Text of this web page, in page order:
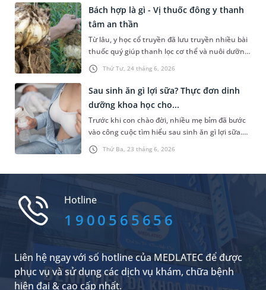
viết sau đây.
Thứ Tư, 24 tháng 6, 2026
Bách hợp là gì - Vị thuốc đông y thanh
tâm an thần
Từ lâu, y học cổ truyền đã lưu truyền nhiều bài
thuốc quý giúp thanh lọc cơ thể và nuôi dưỡng
tinh thần. Trong số, bách hợp được biết đến là
một vị thuốc có khả năng thanh tâm, an thần
và nhuận phế ưu việt. Vậy bách hợp là gì và loại
thảo dược này sở hữu những giá trị sức khỏe
đặc biệt nào và cần lưu ý gì khi sử dụng?
Thứ Ba, 23 tháng 6, 2026
Sau sinh ăn gì lợi sữa? Thực đơn dinh
dưỡng khoa học cho...
Trước khi con chào đời, nhiều mẹ bỉm đã bước
vào công cuộc tìm hiểu sau sinh ăn gì lợi sữa.
Việc thiết lập một chế độ ăn uống khoa học,
dựa trên các căn cứ y học hiện đại chính là chìa
tối đa, mang lại nguồn dinh dưỡng dồi dào cho
thêm khỏe mạnh.
Hotline
1900565656
Liên hệ ngay với số hotline của MEDLATEC để được
phục vụ và sử dụng các dịch vụ khám, chữa bệnh
hiện đại & cao cấp nhất.